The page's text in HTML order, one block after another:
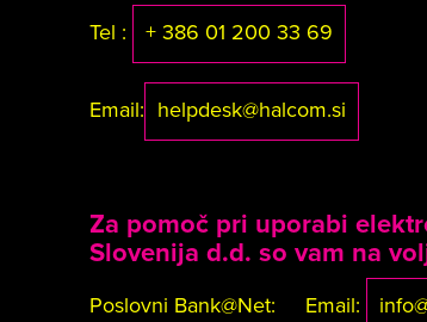
Tel :
+ 386 01 200 33 69
Email: helpdesk@halcom.si
Za pomoč pri uporabi
Slovenija d.d. so vam na
Poslovni Bank@Net: Email: